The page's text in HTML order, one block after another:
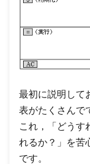
最初に説明して
表がたくさんで
これ，「どうす
れるか？」を苦
です。